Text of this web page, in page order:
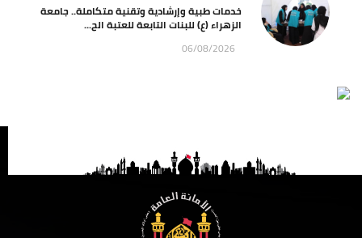
خدمات طبية وإرشادية وتقنية متكاملة.. جامعة
الزهراء (ع) للبنات التابعة للعتبة الح...
06/08/2026